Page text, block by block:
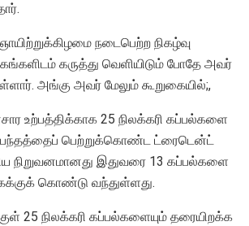
நடைபெற்ற நிகழ்வு
கருத்து வெளியிடும் போதே அவர்
அங்கு அவர் மேலும் கூறுகையில்;,
உற்பத்திக்காக 25 நிலக்கரி கப்பல்களை
பெற்றுக்கொண்ட ட்ரைடென்ட்
நிறுவனமானது இதுவரை 13 கப்பல்களை
கொண்டு வந்துள்ளது.
25 நிலக்கரி கப்பல்களையும் தரையிறக்க